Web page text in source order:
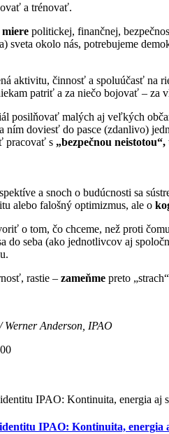
a trénovať.
miere politickej, finančnej,
sveta okolo nás, potrebujeme
aktivitu, činnosť a spoluúčasť na
patriť a za niečo bojovať – za
posilňovať malých aj veľkých
ním doviesť do pasce (zdanlivo)
pracovať s „bezpečnou
a snoch o budúcnosti sa
alebo falošný optimizmus, ale o
o tom, čo chceme, než proti
do seba (ako jednotlivcov aj
rastie –zameňme preto
Anderson, IPAO
IPAO: Kontinuita, energia